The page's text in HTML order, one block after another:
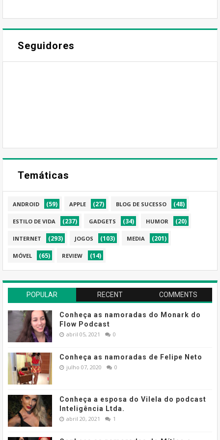
Seguidores
Temáticas
ANDROID (59) APPLE (27) BLOG DE SUCESSO (48)
ESTILO DE VIDA (237) GADGETS (34) HUMOR (20)
INTERNET (293) JOGOS (103) MEDIA (201)
MÓVEL (65) REVIEW (14)
POPULAR RECENT COMMENTS
Conheça as namoradas do Monark do
Flow Podcast
abril 05, 2021 0
Conheça as namoradas de Felipe Neto
julho 07, 2020 0
Conheça a esposa do Vilela do podcast
Inteligência Ltda.
abril 20, 2021 1